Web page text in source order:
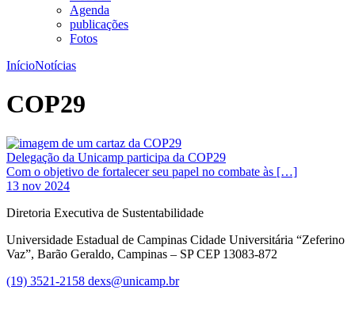
Agenda
publicações
Fotos
InícioNotícias
COP29
Delegação da Unicamp participa da COP29
Com o objetivo de fortalecer seu papel no combate às […]
13 nov 2024
Diretoria Executiva de Sustentabilidade
Universidade Estadual de Campinas Cidade Universitária “Zeferino
Vaz”, Barão Geraldo, Campinas – SP CEP 13083-872
(19) 3521-2158 dexs@unicamp.br